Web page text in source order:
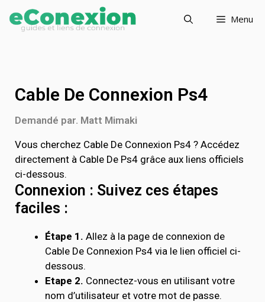
Menu
Cable De Connexion Ps4
Demandé par. Matt Mimaki
Vous cherchez Cable De Connexion Ps4 ? Accédez
directement à Cable De Ps4 grâce aux liens officiels
ci-dessous.
Connexion : Suivez ces étapes
faciles :
Étape 1. Allez à la page de connexion de
Cable De Connexion Ps4 via le lien officiel ci-
dessous.
Etape 2. Connectez-vous en utilisant votre
nom d’utilisateur et votre mot de passe.